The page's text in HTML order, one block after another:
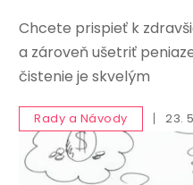
Chcete prispieť k
a zároveň ušetriť
čistenie je skvelým
Rady a Návody 23.